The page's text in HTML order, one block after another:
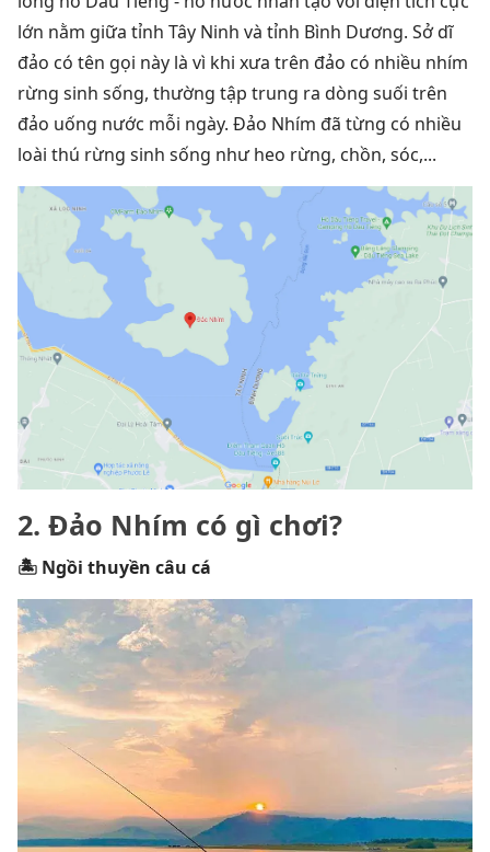
lớn nằm giữa tỉnh Tây Ninh và tỉnh Bình Dương. Sở dĩ
đảo có tên gọi này là vì khi xưa trên đảo có nhiều nhím
rừng sinh sống, thường tập trung ra dòng suối trên
đảo uống nước mỗi ngày. Đảo Nhím đã từng có nhiều
loài thú rừng sinh sống như heo rừng, chồn, sóc,...
2. Đảo Nhím có gì chơi?
🏝 Ngồi thuyền câu cá